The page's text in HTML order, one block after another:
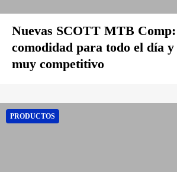
Nuevas SCOTT MTB
comodidad para todo el día
muy competitivo
PRODUCTOS